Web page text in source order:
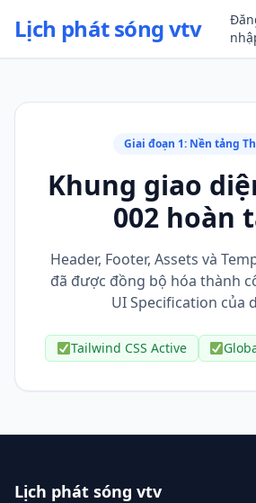
Lịch phát sóng vtv
Giai đoạn 1: Nền tảng
Khung giao
002 hoàn
Header, Footer, Assets và
đã được đồng bộ hóa thành
UI Specification của
Tailwind CSS Active
Lịch phát sóng vtv